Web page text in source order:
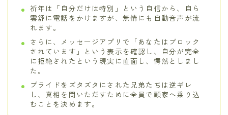
祈年は「自分だけは特別」という自信から、自ら
雲舒に電話をかけますが、無情にも自動音声が流
れます。
さらに、メッセージアプリで「あなたはブロック
されています」という表示を確認し、自分が完全
に拒絶されたという現実に直面し、愕然としまし
た。
プライドをズタズタにされた兄弟たちは逆ギレ
し、真相を問いただすために全員で顧家へ乗り込
むことを決めます。